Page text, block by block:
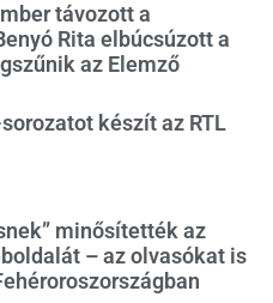
távozott a
Rita elbúcsúzott a
az Elemző
készít az RTL
minősítették az
– az olvasókat is